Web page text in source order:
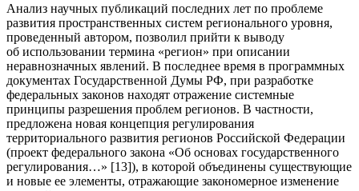
Анализ научных публикаций последних лет по проблеме
развития пространственных систем регионального уровня,
проведенный автором, позволил прийти к выводу
об использовании термина «регион» при описании
неравнозначных явлений. В последнее время в программных
документах Государственной Думы РФ, при разработке
федеральных законов находят отражение системные
принципы разрешения проблем регионов. В частности,
предложена новая концепция регулирования
территориального развития регионов Российской Федерации
(проект федерального закона «Об основах государственного
регулирования…» [13]), в которой объединены существующие
и новые ее элементы, отражающие закономерное изменение